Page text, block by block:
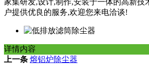
户提供优良的服务,欢迎您来电洽谈!
详情内容
上一条 熔铝炉除尘器